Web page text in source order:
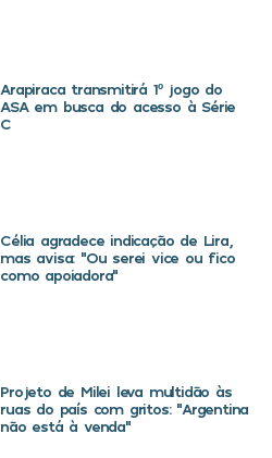
Arapiraca transmitirá 1º jogo do
ASA em busca do acesso à Série
C
Célia agradece indicação de Lira,
mas avisa: “Ou serei vice ou fico
como apoiadora”
Projeto de Milei leva multidão às
ruas do país com gritos: “Argentina
não está à venda”